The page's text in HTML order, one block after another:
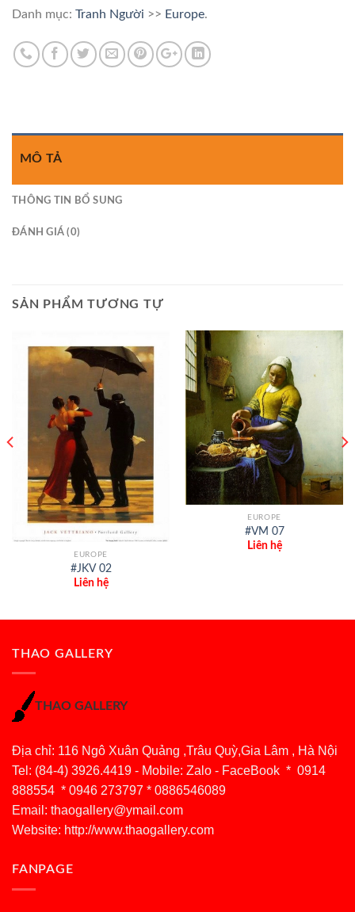
Danh mục: Tranh Người >> Europe.
MÔ TẢ
THÔNG TIN BỔ SUNG
ĐÁNH GIÁ (0)
SẢN PHẨM TƯƠNG TỰ
EUROPE
#JKV 02
Liên hệ
EUROPE
#VM 07
Liên hệ
THAO GALLERY
THAO GALLERY
Địa chỉ: 116 Ngô Xuân Quảng ,Trâu Quỳ,Gia Lâm , Hà Nội
Tel: (84-4) 3926.4419 - Mobile: Zalo - FaceBook * 0914
888554 * 0946 273797 * 0886546089
Email: thaogallery@ymail.com
Website: http://www.thaogallery.com
FANPAGE